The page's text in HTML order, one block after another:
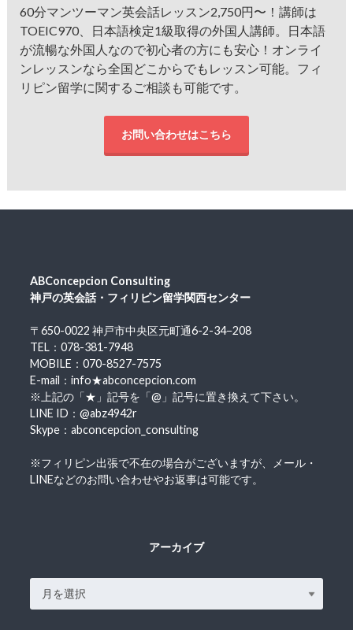
60分マンツーマン英会話レッスン2,750円〜！講師は
TOEIC970、日本語検定1級取得の外国人講師。日本語
が流暢な外国人なので初心者の方にも安心！オンライ
ンレッスンなら全国どこからでもレッスン可能。フィ
リピン留学に関するご相談も可能です。
お問い合わせはこちら
ABConcepcion Consulting
神戸の英会話・フィリピン留学関西センター
〒650-0022 神戸市中央区元町通6-2-34−208
TEL：078-381-7948
MOBILE：070-8527-7575
E-mail：info★abconcepcion.com
※上記の「★」記号を「@」記号に置き換えて下さい。
LINE ID：@abz4942r
Skype：abconcepcion_consulting
※フィリピン出張で不在の場合がございますが、メール・
LINEなどのお問い合わせやお返事は可能です。
アーカイブ